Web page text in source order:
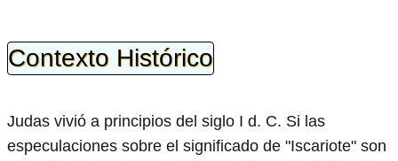
Contexto Histórico
Judas vivió a principios del siglo I d. C. Si las
especulaciones sobre el significado de "Iscariote" son